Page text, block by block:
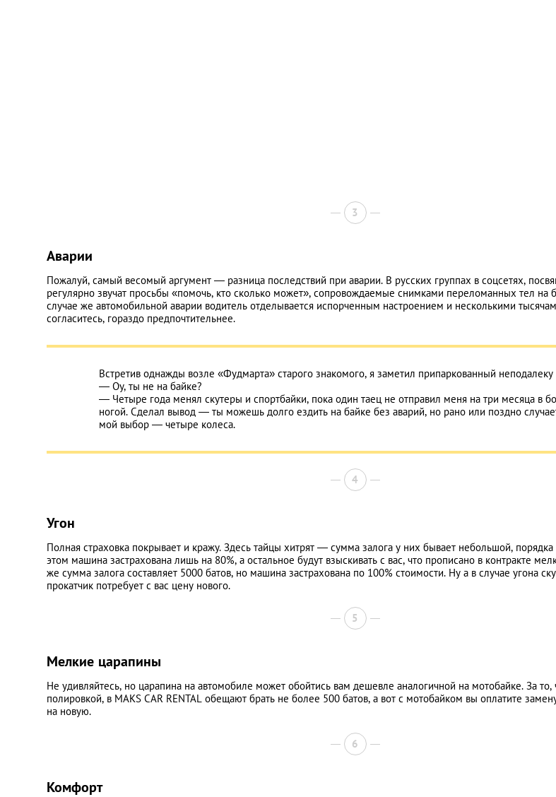
3
Аварии
Пожалуй, самый весомый аргумент — разница последствий при аварии. В русских группах в соцсетях,
регулярно звучат просьбы «помочь, кто сколько может», сопровождаемые снимками переломанных тел на
случае же автомобильной аварии водитель отделывается испорченным настроением и несколькими
согласитесь, гораздо предпочтительнее.
Встретив однажды возле «Фудмарта» старого знакомого, я заметил припаркованный
— Оу, ты не на байке?
— Четыре года менял скутеры и спортбайки, пока один таец не отправил меня на три месяца в
ногой. Сделал вывод — ты можешь долго ездить на байке без аварий, но рано или поздно
мой выбор — четыре колеса.
4
Угон
Полная страховка покрывает и кражу. Здесь тайцы хитрят — сумма залога у них бывает небольшой,
этом машина застрахована лишь на 80%, а остальное будут взыскивать с вас, что прописано в контракте
же сумма залога составляет 5000 батов, но машина застрахована по 100% стоимости. Ну а в случае угона
прокатчик потребует с вас цену нового.
5
Мелкие царапины
Не удивляйтесь, но царапина на автомобиле может обойтись вам дешевле аналогичной на мотобайке. За
полировкой, в MAKS CAR RENTAL обещают брать не более 500 батов, а вот с мотобайком вы оплатите
на новую.
6
Комфорт